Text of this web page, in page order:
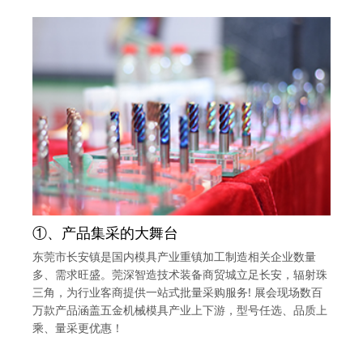
①、产品集采的大舞台
东莞市长安镇是国内模具产业重镇加工制造相关企业数量
多、需求旺盛。莞深智造技术装备商贸城立足长安，辐射珠
三角，为行业客商提供一站式批量采购服务! 展会现场数百
万款产品涵盖五金机械模具产业上下游，型号任选、品质上
乘、量采更优惠！